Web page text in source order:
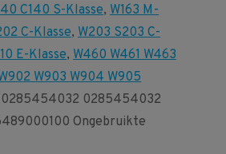
C140 S-Klasse, W163 M-
C-Klasse, W203 S203 C-
E-Klasse, W460 W461 W463
W903 W904 W905
0285454032
Ongebruikte